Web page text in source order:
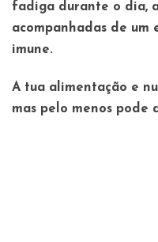
fadiga durante o dia,
acompanhadas de
imune.
A tua alimentação e
mas pelo menos pode